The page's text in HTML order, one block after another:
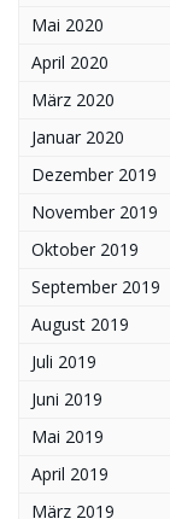
Mai 2020
April 2020
März 2020
Januar 2020
Dezember 2019
November 2019
Oktober 2019
September 2019
August 2019
Juli 2019
Juni 2019
Mai 2019
April 2019
März 2019